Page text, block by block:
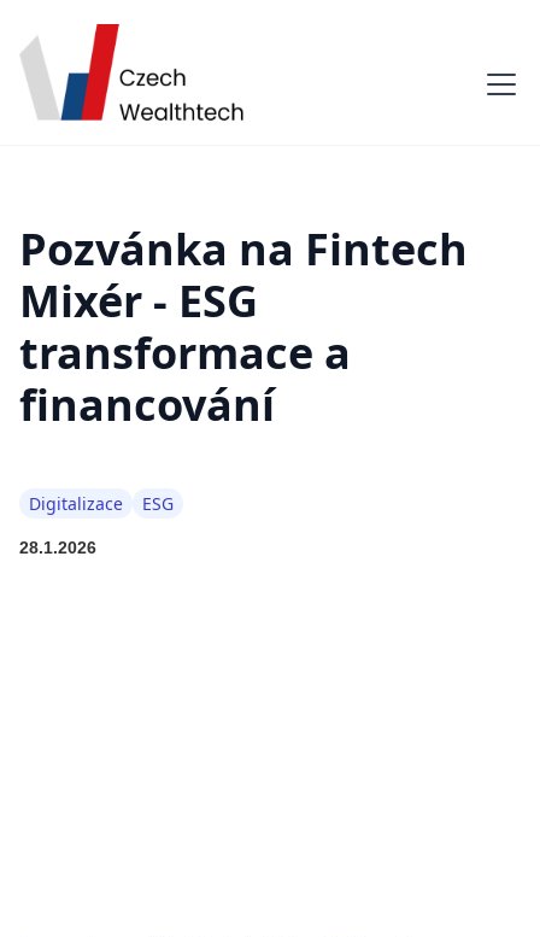
Pozvánka na Fintech
Mixér - ESG
transformace a
financování
Digitalizace ESG
28.1.2026